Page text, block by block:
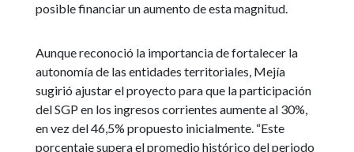
posible financiar un aumento de esta magnitud.
Aunque reconoció la importancia de fortalecer la
autonomía de las entidades territoriales, Mejía
sugirió ajustar el proyecto para que la participación
del SGP en los ingresos corrientes aumente al 30%,
en vez del 46,5% propuesto inicialmente. “Este
porcentaje supera el promedio histórico del periodo